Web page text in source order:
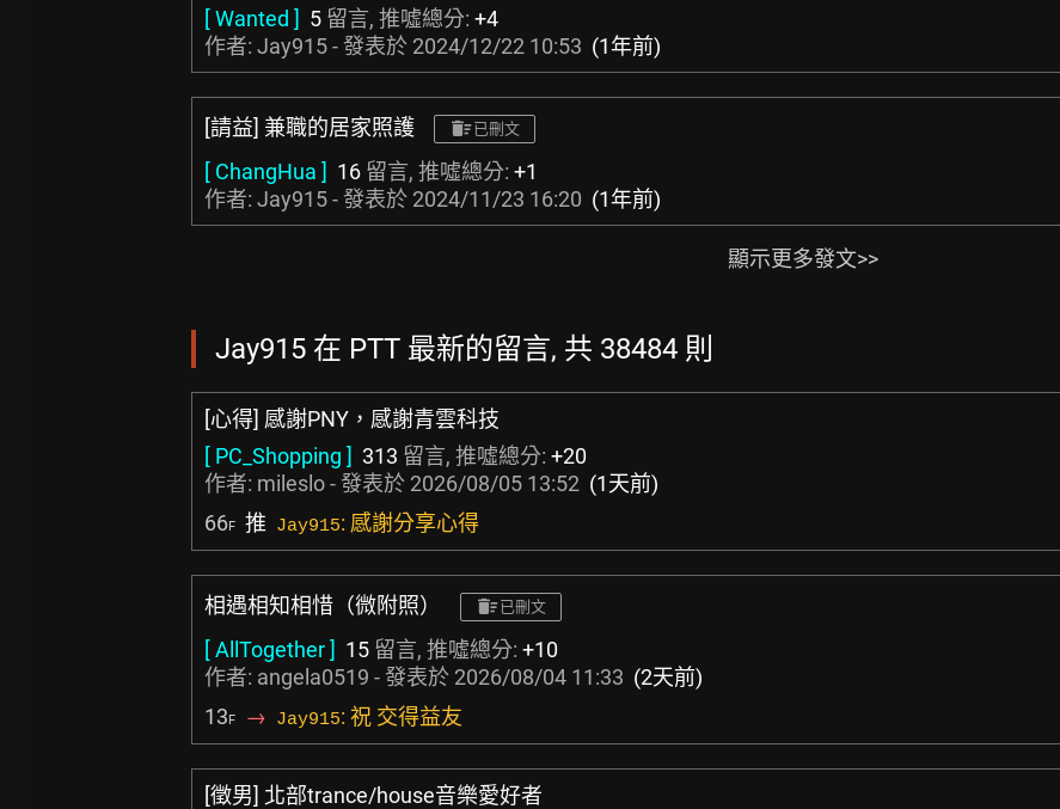
[ Wanted ] 5 留言, 推噓總分: +4
作者: Jay915 - 發表於 2024/12/22 10:53 (1年前)
[請益] 兼職的居家照護 已刪文
[ ChangHua ] 16 留言, 推噓總分: +1
作者: Jay915 - 發表於 2024/11/23 16:20 (1年前)
顯示更多發文>>
Jay915 在 PTT 最新的留言, 共 38484 則
[心得] 感謝PNY，感謝青雲科技
[ PC_Shopping ] 313 留言, 推噓總分: +20
作者: mileslo- 發表於 2026/08/05 13:52 (1天前)
66F 推 Jay915: 感謝分享心得
相遇相知相惜（微附照） 已刪文
[ AllTogether ] 15 留言, 推噓總分: +10
作者: angela0519 - 發表於 2026/08/04 11:33 (2天前)
13F → Jay915: 祝 交得益友
[徵男] 北部trance/house音樂愛好者